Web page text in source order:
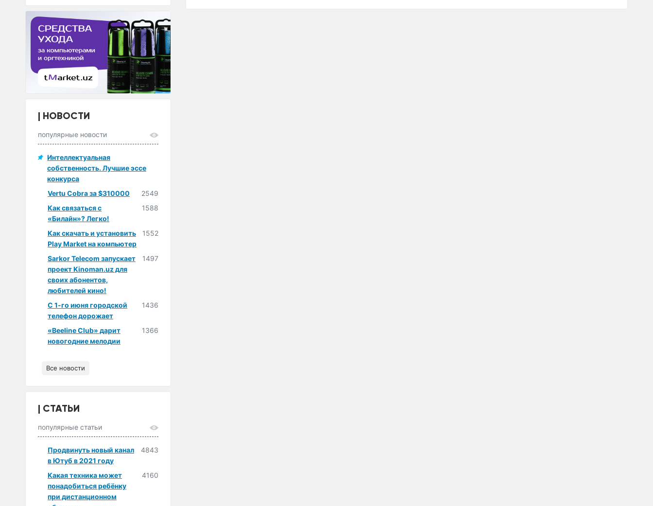
НОВОСТИ
популярные новости
Интеллектуальная
собственность. Лучшие эссе
конкурса
Vertu Cobra за $310000
2549
Как связаться с
«Билайн»? Легко!
1588
Как скачать и установить
Play Market на компьютер
1552
Sarkor Telecom запускает
проект Kinoman.uz для
своих абонентов,
любителей кино!
1497
С 1-го июня городской
телефон дорожает
1436
«Beeline Club» дарит
новогодние мелодии
1366
Все новости
СТАТЬИ
популярные статьи
Продвинуть новый канал
в Ютуб в 2021 году
4843
Какая техника может
понадобиться ребёнку
при дистанционном
4160